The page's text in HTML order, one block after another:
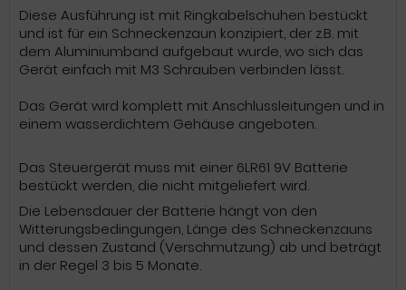
Diese Ausführung ist mit Ringkabelschuhen bestückt
und ist für ein Schneckenzaun konzipiert, der z.B. mit
dem Aluminiumband aufgebaut wurde, wo sich das
Gerät einfach mit M3 Schrauben verbinden lässt.
Das Gerät wird komplett mit Anschlussleitungen und in
einem wasserdichtem Gehäuse angeboten.
Das Steuergerät muss mit einer 6LR61 9V Batterie
bestückt werden, die nicht mitgeliefert wird.
Die Lebensdauer der Batterie hängt von den
Witterungsbedingungen, Länge des Schneckenzauns
und dessen Zustand (Verschmutzung) ab und beträgt
in der Regel 3 bis 5 Monate.